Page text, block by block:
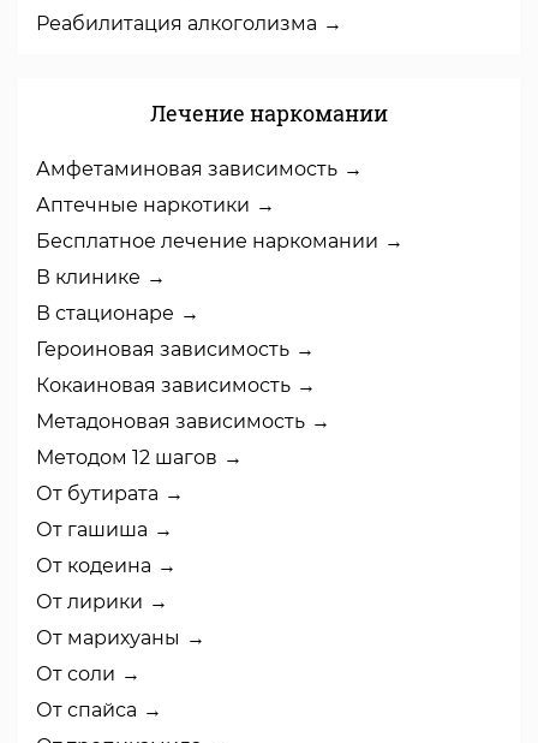
Реабилитация алкоголизма
Лечение наркомании
Амфетаминовая зависимость
Аптечные наркотики
Бесплатное лечение наркомании
В клинике
В стационаре
Героиновая зависимость
Кокаиновая зависимость
Метадоновая зависимость
Методом 12 шагов
От бутирата
От гашиша
От кодеина
От лирики
От марихуаны
От соли
От спайса